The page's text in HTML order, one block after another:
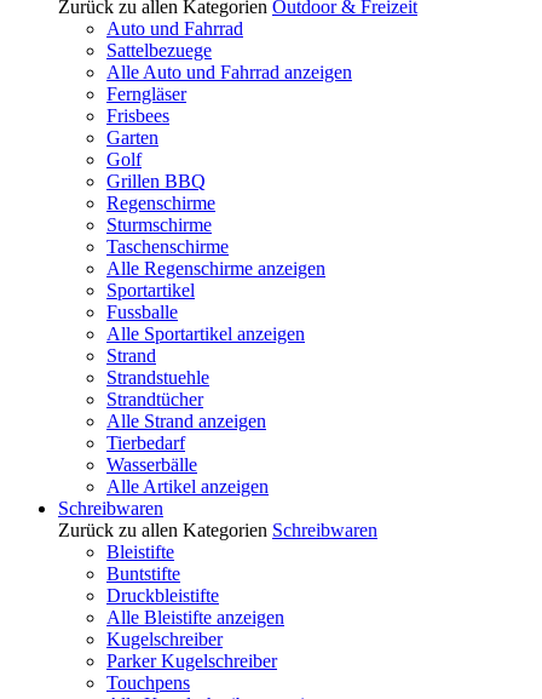
Zurück zu allen Kategorien Outdoor & Freizeit
Auto und Fahrrad
Sattelbezuege
Alle Auto und Fahrrad anzeigen
Ferngläser
Frisbees
Garten
Golf
Grillen BBQ
Regenschirme
Sturmschirme
Taschenschirme
Alle Regenschirme anzeigen
Sportartikel
Fussballe
Alle Sportartikel anzeigen
Strand
Strandstuehle
Strandtücher
Alle Strand anzeigen
Tierbedarf
Wasserbälle
Alle Artikel anzeigen
Schreibwaren
Zurück zu allen Kategorien Schreibwaren
Bleistifte
Buntstifte
Druckbleistifte
Alle Bleistifte anzeigen
Kugelschreiber
Parker Kugelschreiber
Touchpens